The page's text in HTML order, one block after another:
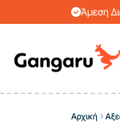
Άμεση
Αρχική